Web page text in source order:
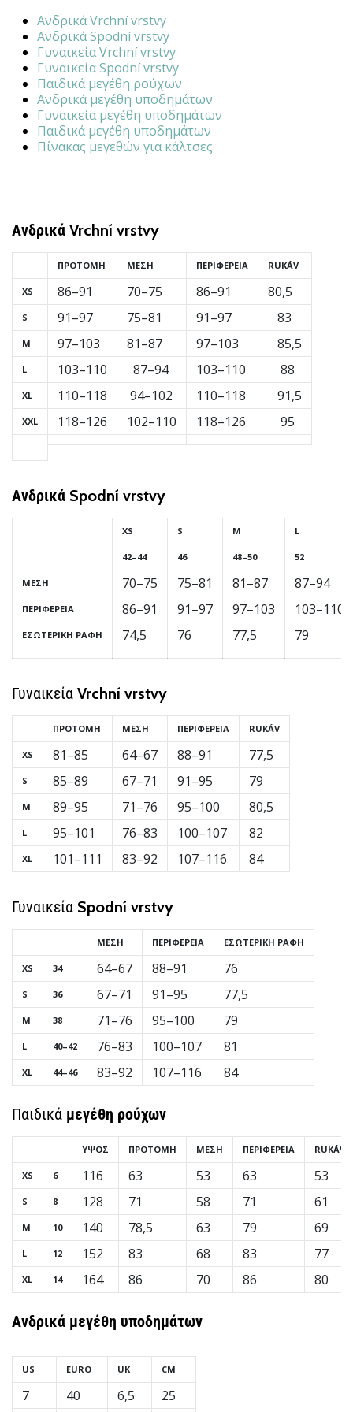
παπούτσια
handball
PUMA
Accelerate
NITRO
SQD
5!
Ανακάλυψε
και
μάθε
αν
αξίζει…
25. 11. 2024
•
6 λεπτά ανάγνωσης
Γίνετε
πρεσβευτής
της
μάρκας
χάντμπολ
Είσαι
λάτρης
του
όπως
εμείς;
Γίνε
πρεσβευτής/
πρέσβειρα
της
μας
Εμφάνιση
όλων
των
άρθρων
Ανδρικά Vrchní vrstvy
Ανδρικά Spodní vrstvy
Γυναικεία Vrchní vrstvy
Γυναικεία Spodní vrstvy
Παιδικά μεγέθη ρούχων
Ανδρικά μεγέθη υποδημάτων
Γυναικεία μεγέθη υποδημάτων
Παιδικά μεγέθη υποδημάτων
Πίνακας μεγεθών για κάλτσες
Ανδρικά Vrchní vrstvy
XS
S
M
L
XL
XXL
ΠΡΟΤΟΜΉ
86–91
91–97
97–103
103–110
110–118
118–126
ΜΈΣΗ
70–75
75–81
81–87
87–94
94–102
102–110
ΠΕΡΙΦΈΡΕΙΑ
86–91
91–97
97–103
103–110
110–118
118–126
RUKÁV
80,5
83
85,5
88
91,5
95
Ανδρικά Spodní vrstvy
XS S M L
42–44 46 48–50 52
ΜΈΣΗ 70–75 75–81 81–87 87–94
ΠΕΡΙΦΈΡΕΙΑ 86–91 91–97 97–103 103–110
ΕΣΩΤΕΡΙΚΉ ΡΑΦΉ 74,5 76 77,5 79
Γυναικεία Vrchní vrstvy
XS
S
M
L
XL
ΠΡΟΤΟΜΉ
81–85
85–89
89–95
95–101
101–111
ΜΈΣΗ
64–67
67–71
71–76
76–83
83–92
ΠΕΡΙΦΈΡΕΙΑ
88–91
91–95
95–100
100–107
107–116
RUKÁV
77,5
79
80,5
82
84
Γυναικεία Spodní vrstvy
XS
S
M
L
XL
34
36
38
40–42
44–46
ΜΈΣΗ
64–67
67–71
71–76
76–83
83–92
ΠΕΡΙΦΈΡΕΙΑ
88–91
91–95
95–100
100–107
107–116
ΕΣΩΤΕΡΙΚΉ ΡΑΦΉ
76
77,5
79
81
84
Παιδικά μεγέθη ρούχων
XS
S
M
L
XL
6
8
10
12
14
ΎΨΟΣ
116
128
140
152
164
ΠΡΟΤΟΜΉ
63
71
78,5
83
86
ΜΈΣΗ
53
58
63
68
70
ΠΕΡΙΦΈΡΕΙΑ
63
71
79
83
86
RUKÁV
53
61
69
77
80
Ανδρικά μεγέθη υποδημάτων
US
7
EURO
40
UK
6,5
CM
25